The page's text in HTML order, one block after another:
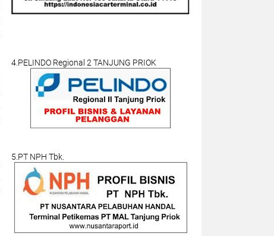
4.PELINDO Regional 2 TANJUNG PRIOK
5.PT NPH Tbk.